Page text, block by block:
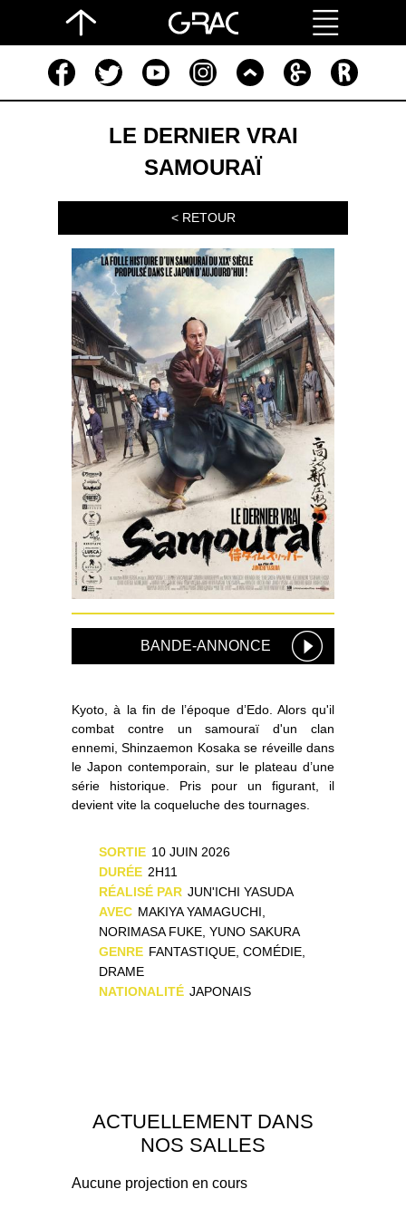
LE DERNIER VRAI
SAMOURAÏ
< RETOUR
BANDE-ANNONCE
Kyoto, à la fin de l’époque d’Edo. Alors qu'il
combat contre un samouraï d'un clan
ennemi, Shinzaemon Kosaka se réveille dans
le Japon contemporain, sur le plateau d’une
série historique. Pris pour un figurant, il
devient vite la coqueluche des tournages.
SORTIE 10 JUIN 2026
DURÉE 2H11
RÉALISÉ PAR JUN'ICHI YASUDA
AVEC MAKIYA YAMAGUCHI,
NORIMASA FUKE, YUNO SAKURA
GENRE FANTASTIQUE, COMÉDIE,
DRAME
NATIONALITÉ JAPONAIS
ACTUELLEMENT DANS
NOS SALLES
Aucune projection en cours